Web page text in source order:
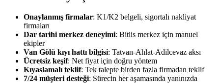
Onaylanmış firmalar: K1/K2 belgeli, sigortalı nakliyat
firmaları
Dar tarihi merkez deneyimi: Bitlis merkez için manuel
ekipler
Van Gölü kıyı hattı bilgisi: Tatvan-Ahlat-Adilcevaz aksı
Ücretsiz keşif: Net fiyat için doğru yöntem
Kıyaslamalı teklif: Tek talepte birden fazla firmadan teklif
7/24 müşteri desteği: Sürecin her aşamasında yanınızda